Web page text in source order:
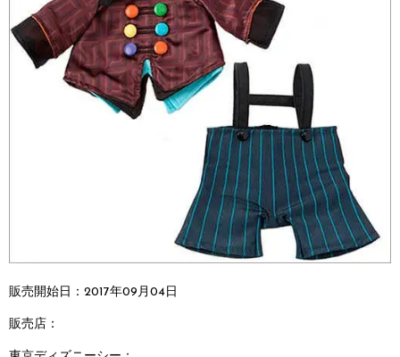
販売開始日：2017年09月04日
販売店：